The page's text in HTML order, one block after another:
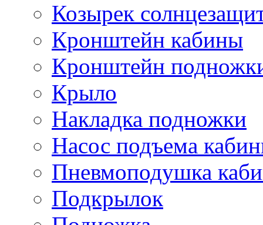
Козырек
Кронштейн кабины
Кронштейн
Крыло
Накладка подножки
Насос подъема
Пневмоподушка
Подкрылок